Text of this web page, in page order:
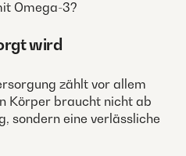
Omega-3?
wird
zählt vor allem
Körper braucht nicht ab
sondern eine verlässliche